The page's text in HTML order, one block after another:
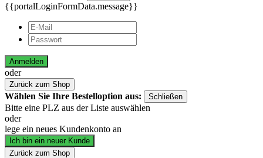
{{portalLoginFormData.message}}
Anmelden
oder
Zurück zum Shop
Wählen Sie Ihre Bestelloption aus: Schließen
Bitte eine PLZ aus der Liste auswählen
oder
lege ein neues Kundenkonto an
Ich bin ein neuer Kunde
Zurück zum Shop